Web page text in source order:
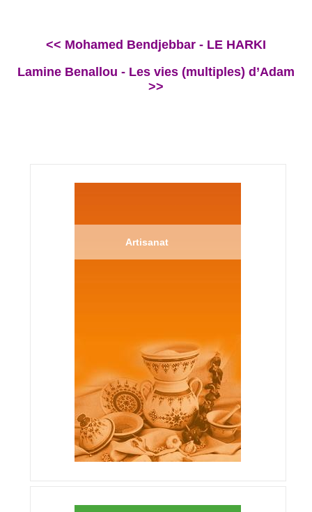
<< Mohamed Bendjebbar - LE HARKI
Lamine Benallou - Les vies (multiples) d’Adam
>>
Artisanat